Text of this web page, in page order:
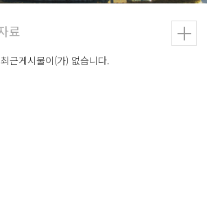
최근게시물이(가) 없습니다.